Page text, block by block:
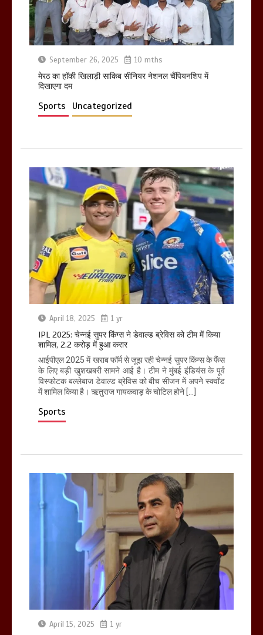
खराबा,
March 11, 2025
September 26, 2025 10 mths
मेरठ का हाॅकी खिलाड़ी साकिब सीनियर नेशनल चैंपियनशिप में
दिखाएगा दम
Sports Uncategorized
April 18, 2025 1 yr
IPL 2025: चेन्नई सुपर किंग्स ने डेवाल्ड ब्रेविस को टीम में किया
शामिल, 2.2 करोड़ में हुआ करार
आईपीएल 2025 में खराब फॉर्म से जूझ रही चेन्नई सुपर किंग्स के फैंस
के लिए बड़ी खुशखबरी सामने आई है। टीम ने मुंबई इंडियंस के पूर्व
विस्फोटक बल्लेबाज डेवाल्ड ब्रेविस को बीच सीजन में अपने स्क्वॉड
में शामिल किया है। ऋतुराज गायकवाड़ के चोटिल होने […]
Sports
April 15, 2025 1 yr